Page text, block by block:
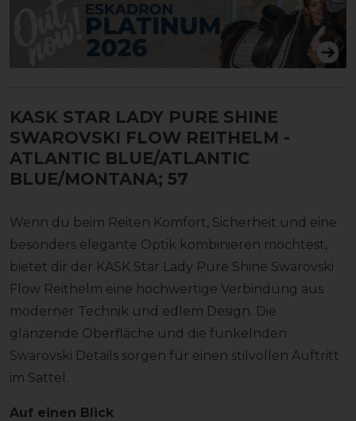
KASK STAR LADY PURE SHINE
SWAROVSKI FLOW REITHELM -
ATLANTIC BLUE/ATLANTIC
BLUE/MONTANA; 57
Wenn du beim Reiten Komfort, Sicherheit und eine
besonders elegante Optik kombinieren möchtest,
bietet dir der KASK Star Lady Pure Shine Swarovski
Flow Reithelm eine hochwertige Verbindung aus
moderner Technik und edlem Design. Die
glänzende Oberfläche und die funkelnden
Swarovski Details sorgen für einen stilvollen Auftritt
im Sattel.
Auf einen Blick